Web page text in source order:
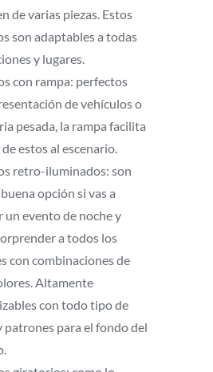
de varias piezas. Estos
son adaptables a todas
y lugares.
con rampa: perfectos
de vehículos o
pesada, la rampa facilita
estos al escenario.
retro-iluminados: son
opción si vas a
un evento de noche y
a todos los
con combinaciones de
Altamente
con todo tipo de
patrones para el fondo del